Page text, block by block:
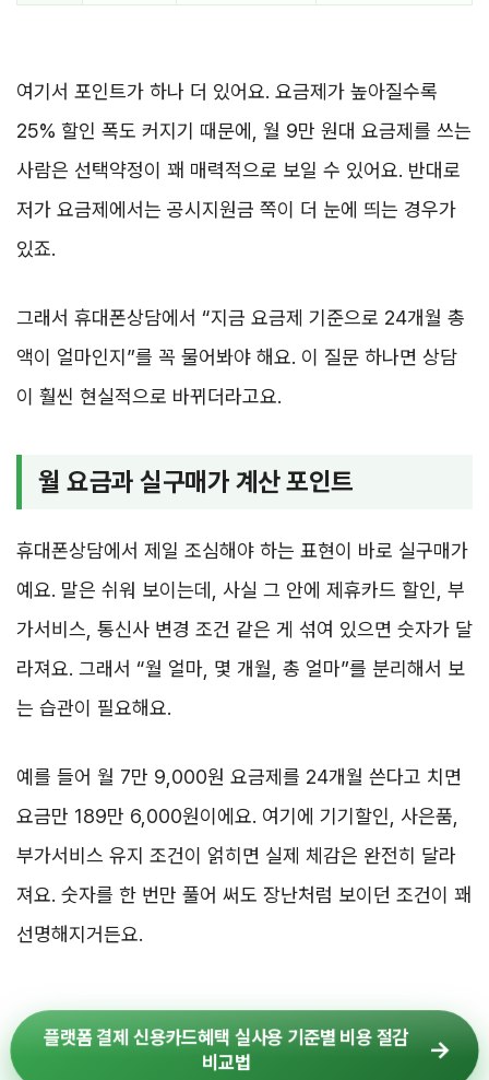
여기서 포인트가 하나 더 있어요. 요금제가 높아질수록
25% 할인 폭도 커지기 때문에, 월 9만 원대 요금제를 쓰는
사람은 선택약정이 꽤 매력적으로 보일 수 있어요. 반대로
저가 요금제에서는 공시지원금 쪽이 더 눈에 띄는 경우가
있죠.
그래서 휴대폰상담에서 “지금 요금제 기준으로 24개월 총
액이 얼마인지”를 꼭 물어봐야 해요. 이 질문 하나면 상담
이 훨씬 현실적으로 바뀌더라고요.
월 요금과 실구매가 계산 포인트
휴대폰상담에서 제일 조심해야 하는 표현이 바로 실구매가
예요. 말은 쉬워 보이는데, 사실 그 안에 제휴카드 할인, 부
가서비스, 통신사 변경 조건 같은 게 섞여 있으면 숫자가 달
라져요. 그래서 “월 얼마, 몇 개월, 총 얼마”를 분리해서 보
는 습관이 필요해요.
예를 들어 월 7만 9,000원 요금제를 24개월 쓴다고 치면
요금만 189만 6,000원이에요. 여기에 기기할인, 사은품,
부가서비스 유지 조건이 얽히면 실제 체감은 완전히 달라
져요. 숫자를 한 번만 풀어 써도 장난처럼 보이던 조건이 꽤
선명해지거든요.
플랫폼 결제 신용카드혜택 실사용 기준별 비용 절감
비교법